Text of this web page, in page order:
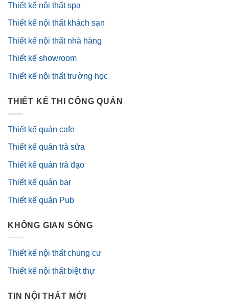
Thiết kế nội thất spa
Thiết kế nội thất khách sạn
Thiết kế nội thất nhà hàng
Thiết kế showroom
Thiết kế nội thất trường học
THIẾT KẾ THI CÔNG QUÁN
Thiết kế quán cafe
Thiết kế quán trà sữa
Thiết kế quán trà đạo
Thiết kế quán bar
Thiết kế quán Pub
KHÔNG GIAN SỐNG
Thiết kế nội thất chung cư
Thiết kế nội thất biệt thự
TIN NỘI THẤT MỚI